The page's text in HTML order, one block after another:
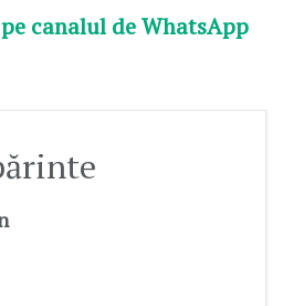
canalul de WhatsApp